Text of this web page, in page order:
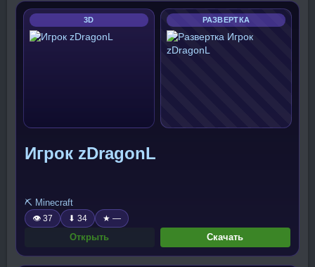
3D РАЗВЕРТКА
Игрок zDragonL
⛏️ Minecraft
👁 37 ⬇ 34 ★ —
Открыть Скачать